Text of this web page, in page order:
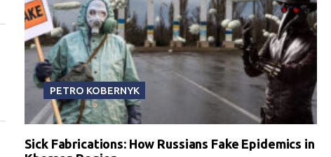
PETRO KOBERNYK
Sick Fabrications: How Russians Fake Epidemics in